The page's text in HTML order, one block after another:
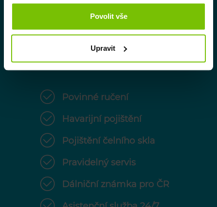
Povolit vše
Upravit
Povinné ručení
Havarijní pojištění
Pojištění čelního skla
Pravidelný servis
Dálniční známka pro ČR